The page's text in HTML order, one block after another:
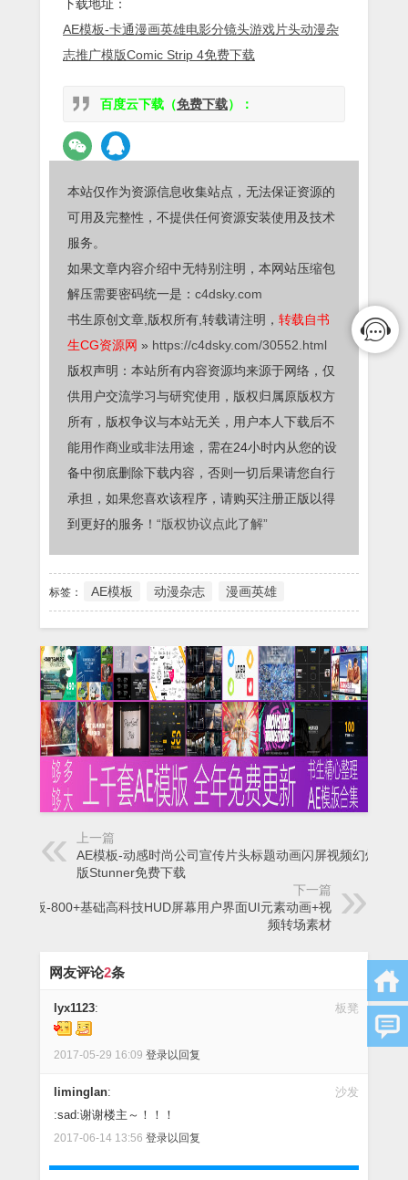
下载地址：
AE模板-卡通漫画英雄电影分镜头游戏片头动漫杂
志推广模版Comic Strip 4免费下载
百度云下载（免费下载）：
本站仅作为资源信息收集站点，无法保证资源的
可用及完整性，不提供任何资源安装使用及技术
服务。
如果文章内容介绍中无特别注明，本网站压缩包
解压需要密码统一是： c4dsky.com
书生原创文章,版权所有,转载请注明， 转载自书
生CG资源网 » https://c4dsky.com/30552.html
版权声明：本站所有内容资源均来源于网络，仅
供用户交流学习与研究使用，版权归属原版权方
所有，版权争议与本站无关，用户本人下载后不
能用作商业或非法用途，需在24小时内从您的设
备中彻底删除下载内容，否则一切后果请您自行
承担，如果您喜欢该程序，请购买注册正版以得
到更好的服务！ “版权协议点此了解”
标签： AE模板 动漫杂志 漫画英雄
上一篇
AE模板-动感时尚公司宣传片头标题动画闪屏视频幻灯片模
版Stunner免费下载
下一篇
AE模板-800+基础高科技HUD屏幕用户界面UI元素动画+视
频转场素材
网友评论2条
板凳
lyx1123:
2017-05-29 16:09 登录以回复
沙发
liminglan:
:sad:谢谢楼主～！！！
2017-06-14 13:56 登录以回复